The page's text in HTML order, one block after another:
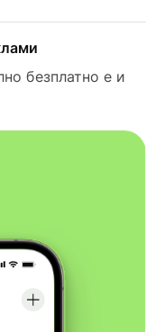
безплатно е и